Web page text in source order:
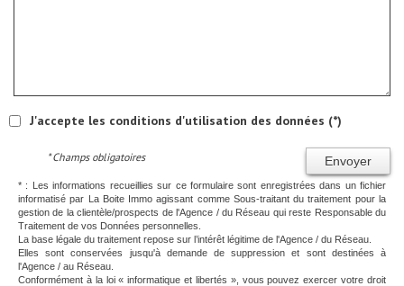
J'accepte les conditions d'utilisation des données (*)
Envoyer
* Champs obligatoires
* : Les informations recueillies sur ce formulaire sont enregistrées dans un fichier
informatisé par La Boite Immo agissant comme Sous-traitant du traitement pour la
gestion de la clientèle/prospects de l'Agence / du Réseau qui reste Responsable du
Traitement de vos Données personnelles.
La base légale du traitement repose sur l’intérêt légitime de l'Agence / du Réseau.
Elles sont conservées jusqu'à demande de suppression et sont destinées à
l'Agence / au Réseau.
Conformément à la loi « informatique et libertés », vous pouvez exercer votre droit